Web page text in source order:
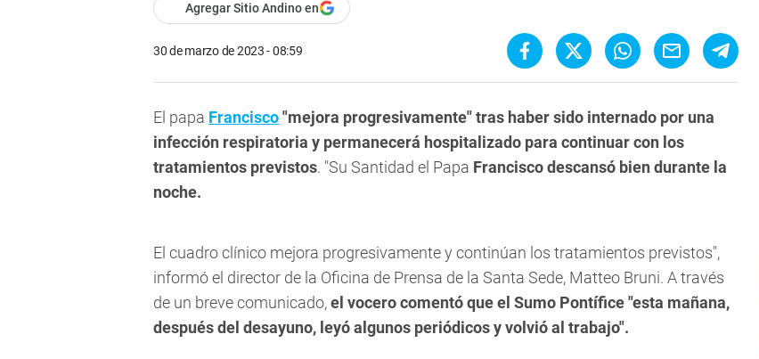
Agregar Sitio Andino en
30 de marzo de 2023 - 08:59
El papa Francisco"mejora progresivamente" tras haber sido internado por una
infección respiratoria y permanecerá hospitalizado para continuar con los
tratamientos previstos. "Su Santidad el Papa Francisco descansó bien durante la
noche.
El cuadro clínico mejora progresivamente y continúan los tratamientos previstos",
informó el director de la Oficina de Prensa de la Santa Sede, Matteo Bruni. A través
de un breve comunicado,el vocero comentó que el Sumo Pontífice "esta mañana,
después del desayuno, leyó algunos periódicos y volvió al trabajo".